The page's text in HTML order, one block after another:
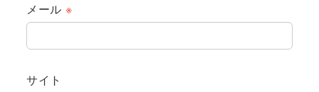
メール ※
サイト